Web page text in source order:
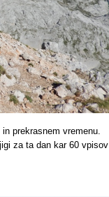
prekrasnem vremenu.
za ta dan kar 60 vpisov